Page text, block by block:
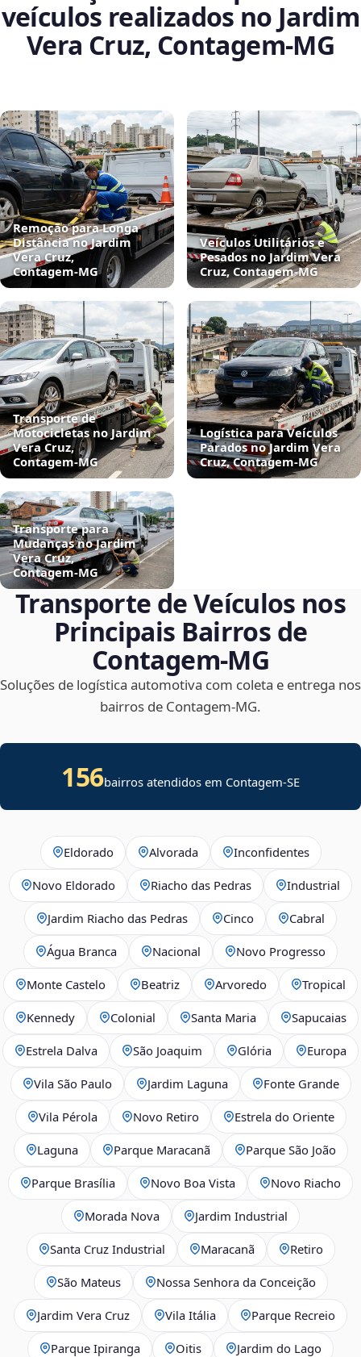
veículos realizados no Jardim
Vera Cruz, Contagem‑MG
Remoção para Longa
Distância no Jardim
Vera Cruz,
Contagem‑MG
Veículos Utilitários e
Pesados no Jardim Vera
Cruz, Contagem‑MG
Transporte de
Motocicletas no Jardim
Vera Cruz,
Contagem‑MG
Logística para Veículos
Parados no Jardim Vera
Cruz, Contagem‑MG
Transporte para
Mudanças no Jardim
Vera Cruz,
Contagem‑MG
Transporte de Veículos nos
Principais Bairros de
Contagem‑MG
Soluções de logística automotiva com coleta e entrega nos
bairros de Contagem‑MG.
156bairros atendidos em Contagem-SE
Eldorado Alvorada Inconfidentes
Novo Eldorado Riacho das Pedras Industrial
Jardim Riacho das Pedras Cinco Cabral
Água Branca Nacional Novo Progresso
Monte Castelo Beatriz Arvoredo Tropical
Kennedy Colonial Santa Maria Sapucaias
Estrela Dalva São Joaquim Glória Europa
Vila São Paulo Jardim Laguna Fonte Grande
Vila Pérola Novo Retiro Estrela do Oriente
Laguna Parque Maracanã Parque São João
Parque Brasília Novo Boa Vista Novo Riacho
Morada Nova Jardim Industrial
Santa Cruz Industrial Maracanã Retiro
São Mateus Nossa Senhora da Conceição
Jardim Vera Cruz Vila Itália Parque Recreio
Parque Ipiranga Oitis Jardim do Lago